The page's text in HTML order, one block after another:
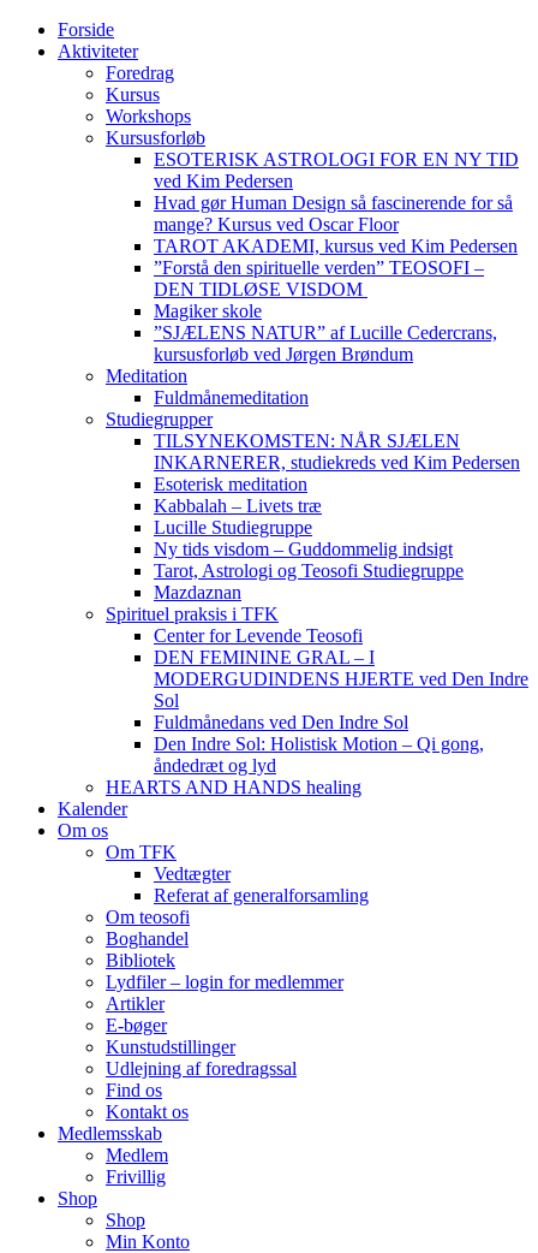
Forside
Aktiviteter
Foredrag
Kursus
Workshops
Kursusforløb
ESOTERISK ASTROLOGI FOR EN NY TID
ved Kim Pedersen
Hvad gør Human Design så fascinerende for så
mange? Kursus ved Oscar Floor
TAROT AKADEMI, kursus ved Kim Pedersen
”Forstå den spirituelle verden” TEOSOFI –
DEN TIDLØSE VISDOM
Magiker skole
”SJÆLENS NATUR” af Lucille Cedercrans,
kursusforløb ved Jørgen Brøndum
Meditation
Fuldmånemeditation
Studiegrupper
TILSYNEKOMSTEN: NÅR SJÆLEN
INKARNERER, studiekreds ved Kim Pedersen
Esoterisk meditation
Kabbalah – Livets træ
Lucille Studiegruppe
Ny tids visdom – Guddommelig indsigt
Tarot, Astrologi og Teosofi Studiegruppe
Mazdaznan
Spirituel praksis i TFK
Center for Levende Teosofi
DEN FEMININE GRAL – I
MODERGUDINDENS HJERTE ved Den Indre
Sol
Fuldmånedans ved Den Indre Sol
Den Indre Sol: Holistisk Motion – Qi gong,
åndedræt og lyd
HEARTS AND HANDS healing
Kalender
Om os
Om TFK
Vedtægter
Referat af generalforsamling
Om teosofi
Boghandel
Bibliotek
Lydfiler – login for medlemmer
Artikler
E-bøger
Kunstudstillinger
Udlejning af foredragssal
Find os
Kontakt os
Medlemsskab
Medlem
Frivillig
Shop
Shop
Min Konto